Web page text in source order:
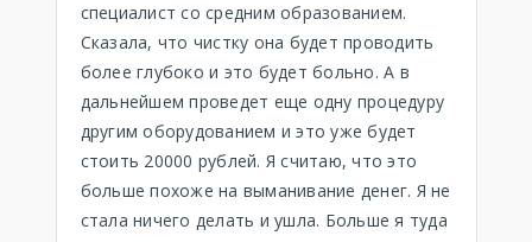
специалист со средним образованием.
Сказала, что чистку она будет проводить
более глубоко и это будет больно. А в
дальнейшем проведет еще одну процедуру
другим оборудованием и это уже будет
стоить 20000 рублей. Я считаю, что это
больше похоже на выманивание денег. Я не
стала ничего делать и ушла. Больше я туда